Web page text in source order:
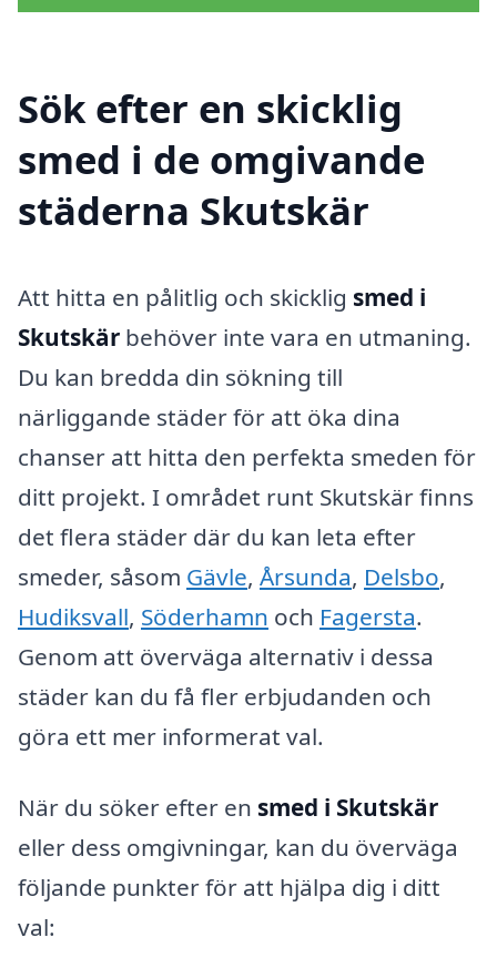
Sök efter en skicklig
smed i de omgivande
städerna Skutskär
Att hitta en pålitlig och skicklig smed i
Skutskär behöver inte vara en utmaning.
Du kan bredda din sökning till
närliggande städer för att öka dina
chanser att hitta den perfekta smeden för
ditt projekt. I området runt Skutskär finns
det flera städer där du kan leta efter
smeder, såsom Gävle, Årsunda, Delsbo,
Hudiksvall, Söderhamn och Fagersta.
Genom att överväga alternativ i dessa
städer kan du få fler erbjudanden och
göra ett mer informerat val.
När du söker efter en smed i Skutskär
eller dess omgivningar, kan du överväga
följande punkter för att hjälpa dig i ditt
val: